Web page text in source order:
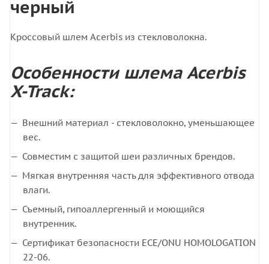
черный
Кроссовый шлем Acerbis из стекловолокна.
Особенности шлема Acerbis
X-Track:
Внешний материал - стекловолокно, уменьшающее
вес.
Совместим с защитой шеи различных брендов.
Мягкая внутренняя часть для эффективного отвода
влаги.
Съемный, гипоаллергенный и моющийся
внутренник.
Сертификат безопасности ECE/ONU HOMOLOGATION
22-06.